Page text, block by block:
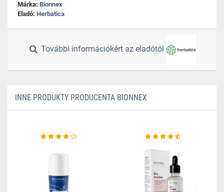
Márka: Bionnex
Eladó: Herbatica
További információkért az eladótól
INNE PRODUKTY PRODUCENTA BIONNEX